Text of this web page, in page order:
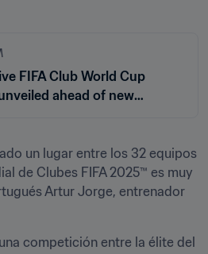
FIFA Club World Cup
ahead of new
un lugar entre los 32 equipos
de Clubes FIFA 2025™ es muy
Artur Jorge, entrenador
competición entre la élite del